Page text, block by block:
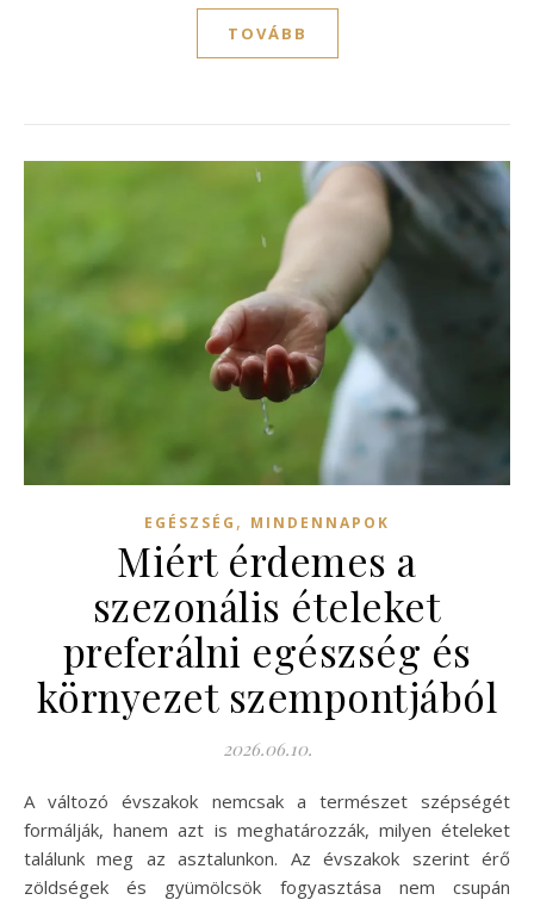
TOVÁBB
EGÉSZSÉG , MINDENNAPOK
Miért érdemes a
szezonális ételeket
preferálni egészség és
környezet szempontjából
2026.06.10.
A változó évszakok nemcsak a természet szépségét
formálják, hanem azt is meghatározzák, milyen ételeket
találunk meg az asztalunkon. Az évszakok szerint érő
zöldségek és gyümölcsök fogyasztása nem csupán